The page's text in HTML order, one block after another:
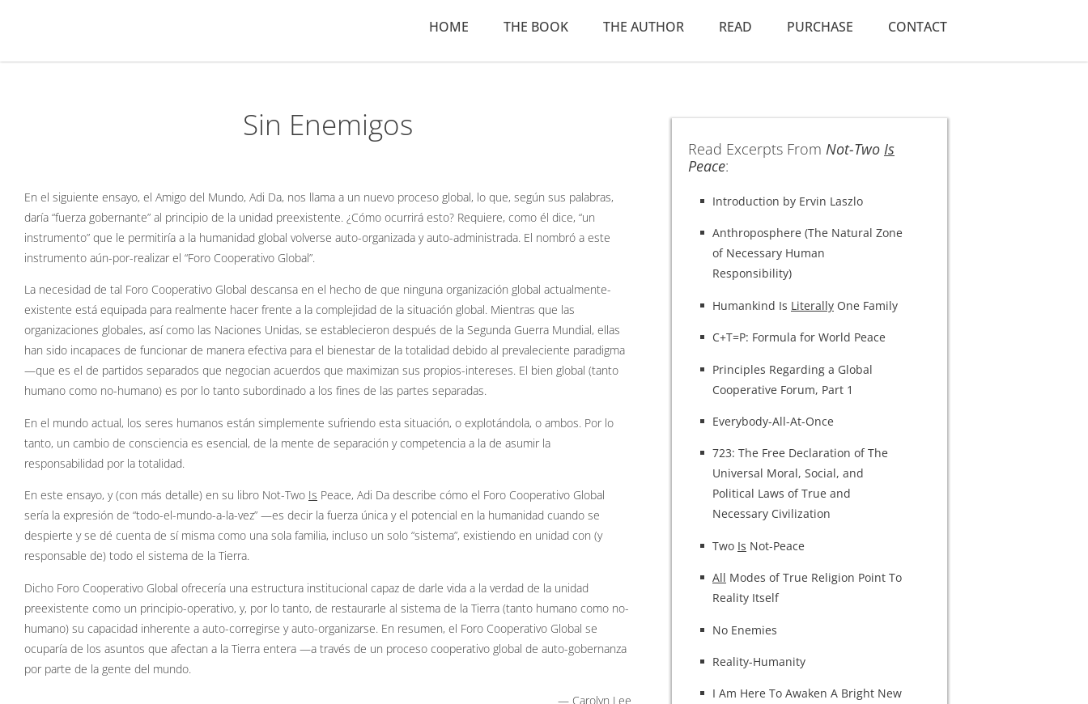
HOME THE BOOK THE AUTHOR READ PURCHASE CONTACT
Sin Enemigos
En el siguiente ensayo, el Amigo del Mundo, Adi Da, nos llama a un nuevo proceso global, lo que, según sus palabras,
daría “fuerza gobernante” al principio de la unidad preexistente. ¿Cómo ocurrirá esto? Requiere, como él dice, “un
instrumento” que le permitiría a la humanidad global volverse auto-organizada y auto-administrada. El nombró a este
instrumento aún-por-realizar el “Foro Cooperativo Global”.
La necesidad de tal Foro Cooperativo Global descansa en el hecho de que ninguna organización global actualmente-
existente está equipada para realmente hacer frente a la complejidad de la situación global. Mientras que las
organizaciones globales, así como las Naciones Unidas, se establecieron después de la Segunda Guerra Mundial, ellas
han sido incapaces de funcionar de manera efectiva para el bienestar de la totalidad debido al prevaleciente paradigma
—que es el de partidos separados que negocian acuerdos que maximizan sus propios-intereses. El bien global (tanto
humano como no-humano) es por lo tanto subordinado a los fines de las partes separadas.
En el mundo actual, los seres humanos están simplemente sufriendo esta situación, o explotándola, o ambos. Por lo
tanto, un cambio de consciencia es esencial, de la mente de separación y competencia a la de asumir la
responsabilidad por la totalidad.
En este ensayo, y (con más detalle) en su libro Not-Two Is Peace, Adi Da describe cómo el Foro Cooperativo Global
sería la expresión de “todo-el-mundo-a-la-vez” —es decir la fuerza única y el potencial en la humanidad cuando se
despierte y se dé cuenta de sí misma como una sola familia, incluso un solo “sistema”, existiendo en unidad con (y
responsable de) todo el sistema de la Tierra.
Dicho Foro Cooperativo Global ofrecería una estructura institucional capaz de darle vida a la verdad de la unidad
preexistente como un principio-operativo, y, por lo tanto, de restaurarle al sistema de la Tierra (tanto humano como no-
humano) su capacidad inherente a auto-corregirse y auto-organizarse. En resumen, el Foro Cooperativo Global se
ocuparía de los asuntos que afectan a la Tierra entera —a través de un proceso cooperativo global de auto-gobernanza
por parte de la gente del mundo.
— Carolyn Lee
Read Excerpts From Not-Two Is
Peace:
Introduction by Ervin Laszlo
Anthroposphere (The Natural Zone
of Necessary Human
Responsibility)
Humankind Is LiterallyOne Family
C+T=P: Formula for World Peace
Principles Regarding a Global
Cooperative Forum, Part 1
Everybody-All-At-Once
723: The Free Declaration of The
Universal Moral, Social, and
Political Laws of True and
Necessary Civilization
Two Is Not-Peace
All Modes of True Religion Point To
Reality Itself
No Enemies
Reality-Humanity
I Am Here To Awaken A Bright New